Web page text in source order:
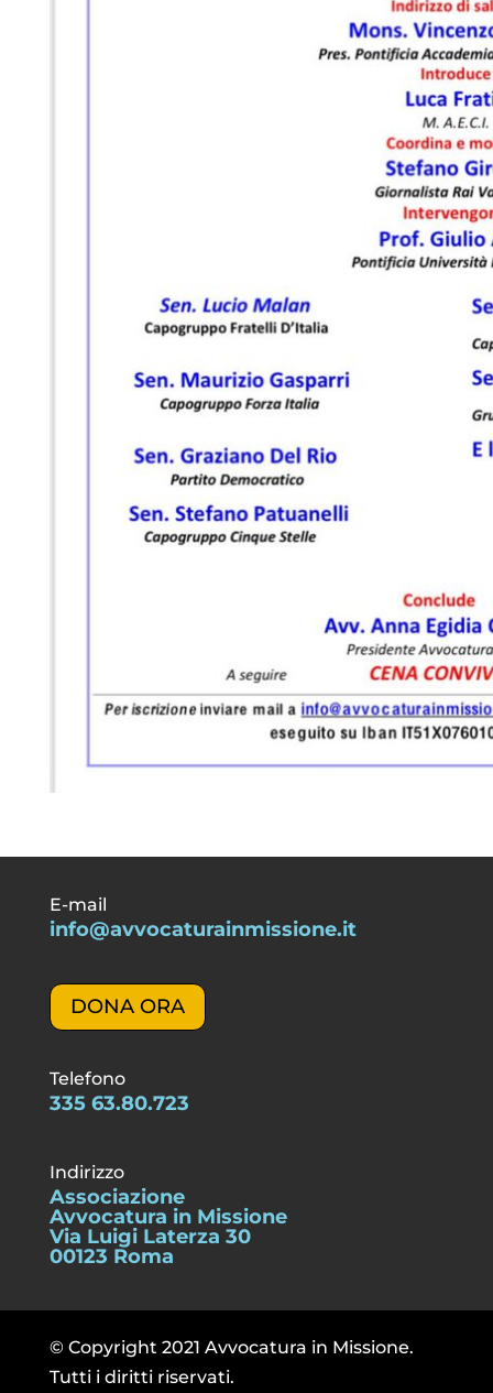
E-mail
info@avvocaturainmissione.it
DONA ORA
Telefono
335 63.80.723
Indirizzo
Associazione
Avvocatura in Missione
Via Luigi Laterza 30
00123 Roma
© Copyright 2021 Avvocatura in Missione.
Tutti i diritti riservati.